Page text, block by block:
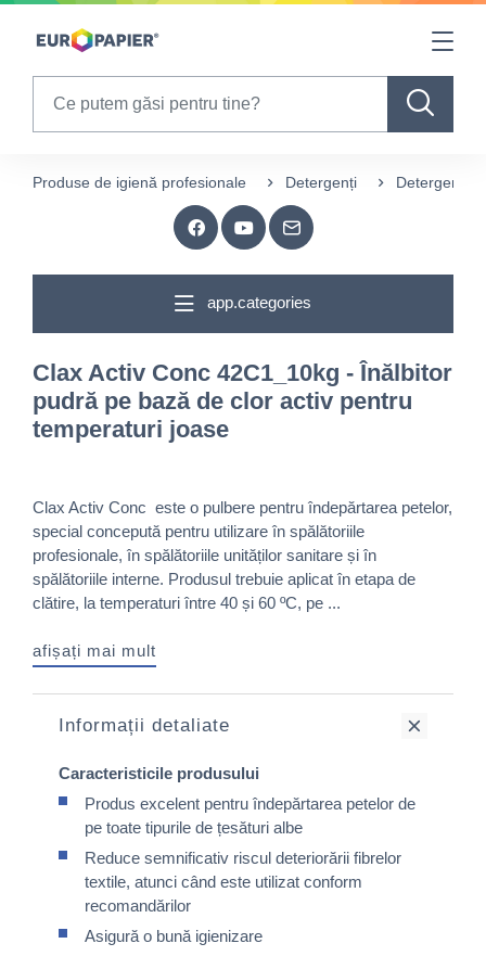
Table Of Content
Produse de igienă profesionale Detergenți Detergenți
app.categories
Clax Activ Conc 42C1_10kg - Înălbitor
pudră pe bază de clor activ pentru
temperaturi joase
Clax Activ Conc este o pulbere pentru îndepărtarea petelor,
special concepută pentru utilizare în spălătoriile
profesionale, în spălătoriile unităților sanitare și în
spălătoriile interne. Produsul trebuie aplicat în etapa de
clătire, la temperaturi între 40 și 60 ºC, pe ...
afișați mai mult
Informații detaliate
Caracteristicile produsului
Produs excelent pentru îndepărtarea petelor de
pe toate tipurile de țesături albe
Reduce semnificativ riscul deteriorării fibrelor
textile, atunci când este utilizat conform
recomandărilor
Asigură o bună igienizare